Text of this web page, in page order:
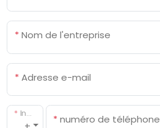
*Nom de l'entreprise
*Adresse e-mail
* Indicatif pays *numéro de téléphone